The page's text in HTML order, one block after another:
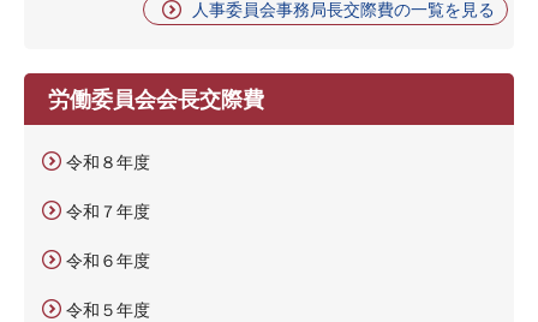
人事委員会事務局長交際費の一覧を見る
労働委員会会長交際費
令和８年度
令和７年度
令和６年度
令和５年度